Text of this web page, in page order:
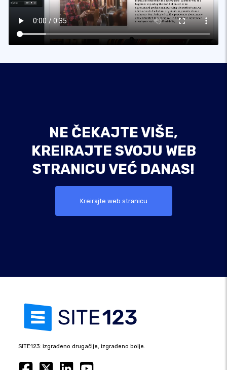
NE ČEKAJTE VIŠE,
KREIRAJTE SVOJU WEB
STRANICU VEĆ DANAS!
Kreirajte web stranicu
SITE123: izgrađeno drugačije, izgrađeno bolje.